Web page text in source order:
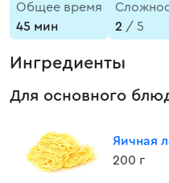
Общее время
45 мин
2 / 5
Ингредиенты
Для основного
Яичная
200 г